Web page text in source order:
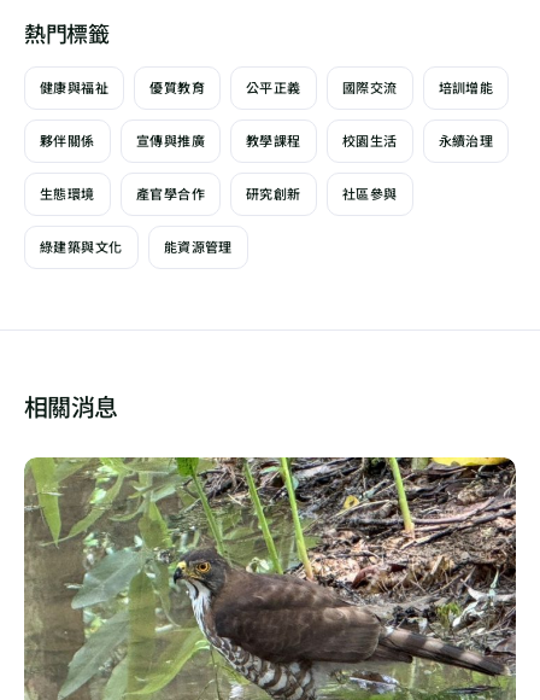
熱門標籤
健康與福祉 優質教育 公平正義 國際交流 培訓增能
夥伴關係 宣傳與推廣 教學課程 校園生活 永續治理
生態環境 產官學合作 研究創新 社區參與
綠建築與文化 能資源管理
相關消息